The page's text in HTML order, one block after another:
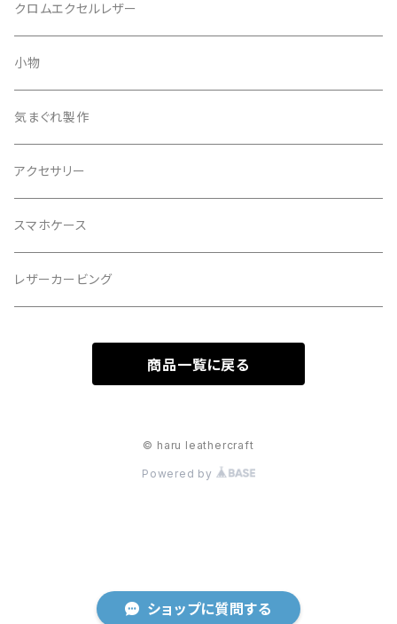
ショップに質問する
クロムエクセルレザー
小物
気まぐれ製作
アクセサリー
スマホケース
レザーカービング
商品一覧に戻る
© haru leathercraft
Powered by